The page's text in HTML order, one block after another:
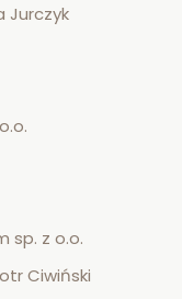
Jurczyk
sp. z o.o.
Ciwiński